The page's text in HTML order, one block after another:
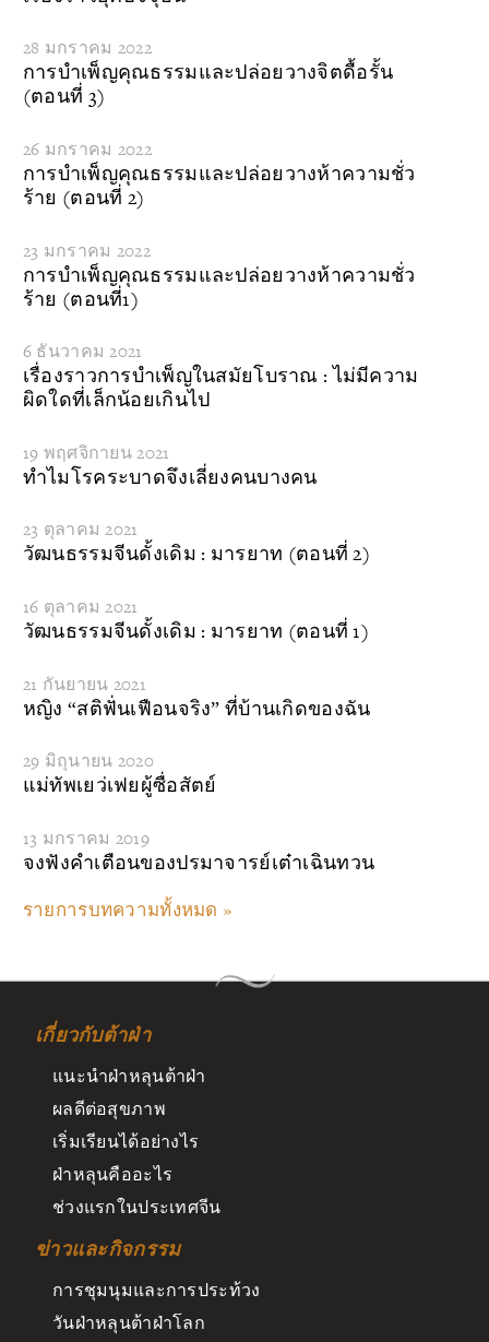
28 มกราคม 2022
การบำเพ็ญคุณธรรมและปล่อยวางจิตดื้อรั้น
(ตอนที่ 3)
26 มกราคม 2022
การบำเพ็ญคุณธรรมและปล่อยวางห้าความชั่ว
ร้าย (ตอนที่ 2)
23 มกราคม 2022
การบำเพ็ญคุณธรรมและปล่อยวางห้าความชั่ว
ร้าย (ตอนที่1)
6 ธันวาคม 2021
เรื่องราวการบำเพ็ญในสมัยโบราณ : ไม่มีความ
ผิดใดที่เล็กน้อยเกินไป
19 พฤศจิกายน 2021
ทำไมโรคระบาดจึงเลี่ยงคนบางคน
23 ตุลาคม 2021
วัฒนธรรมจีนดั้งเดิม : มารยาท (ตอนที่ 2)
16 ตุลาคม 2021
วัฒนธรรมจีนดั้งเดิม : มารยาท (ตอนที่ 1)
21 กันยายน 2021
หญิง “สติฟั่นเฟือนจริง” ที่บ้านเกิดของฉัน
29 มิถุนายน 2020
แม่ทัพเยว่เฟยผู้ซื่อสัตย์
13 มกราคม 2019
จงฟังคำเตือนของปรมาจารย์เต๋าเฉินทวน
รายการบทความทั้งหมด »
เกี่ยวกับต้าฝ่า
แนะนำฝ่าหลุนต้าฝ่า
ผลดีต่อสุขภาพ
เริ่มเรียนได้อย่างไร
ฝ่าหลุนคืออะไร
ช่วงแรกในประเทศจีน
ข่าวและกิจกรรม
การชุมนุมและการประท้วง
วันฝ่าหลุนต้าฝ่าโลก